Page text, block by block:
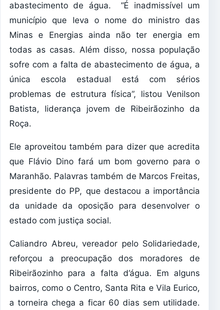
abastecimento de água. “É inadmissível um
município que leva o nome do ministro das
Minas e Energias ainda não ter energia em
todas as casas. Além disso, nossa população
sofre com a falta de abastecimento de água, a
única escola estadual está com sérios
problemas de estrutura física”, listou Venilson
Batista, liderança jovem de Ribeirãozinho da
Roça.
Ele aproveitou também para dizer que acredita
que Flávio Dino fará um bom governo para o
Maranhão. Palavras também de Marcos Freitas,
presidente do PP, que destacou a importância
da unidade da oposição para desenvolver o
estado com justiça social.
Caliandro Abreu, vereador pelo Solidariedade,
reforçou a preocupação dos moradores de
Ribeirãozinho para a falta d’água. Em alguns
bairros, como o Centro, Santa Rita e Vila Eurico,
a torneira chega a ficar 60 dias sem utilidade.